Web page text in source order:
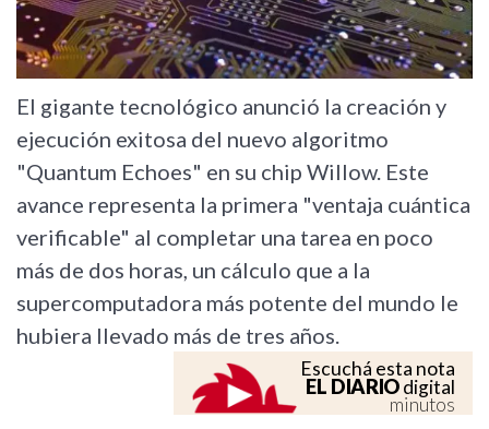
El gigante tecnológico anunció la creación y
ejecución exitosa del nuevo algoritmo
"Quantum Echoes" en su chip Willow. Este
avance representa la primera "ventaja cuántica
verificable" al completar una tarea en poco
más de dos horas, un cálculo que a la
supercomputadora más potente del mundo le
hubiera llevado más de tres años.
Escuchá esta nota
EL DIARIOdigital
minutos